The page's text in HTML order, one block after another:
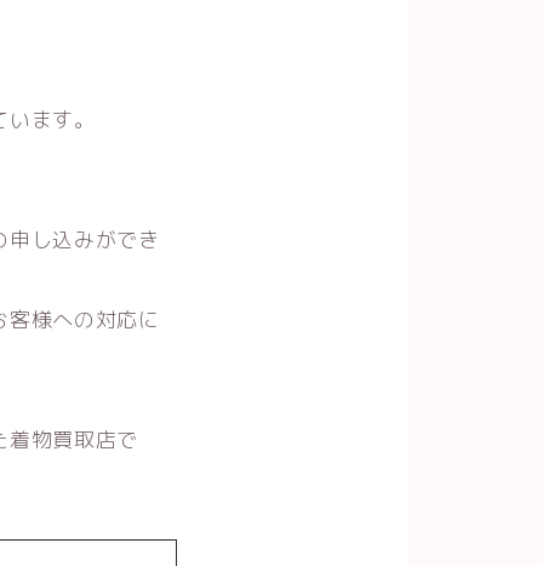
ます。
し込みができ
客様への対応に
着物買取店で